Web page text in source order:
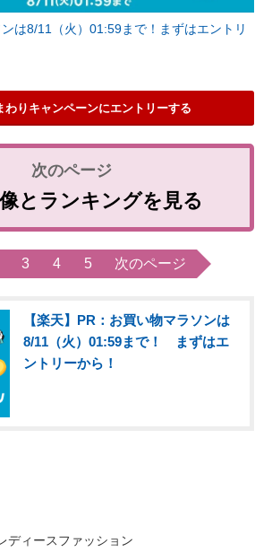
は8/11（火）01:59まで！まずはエントリ
わりキャンペーンにエントリーする
とランキングを見る
3 4 5 次のページ
【楽天】PR：お買い物マラソンは
8/11（火）01:59まで！ まずはエ
ントリーから！
ディースファッション